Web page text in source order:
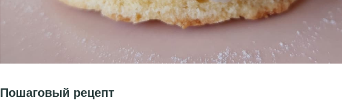
Пошаговый рецепт